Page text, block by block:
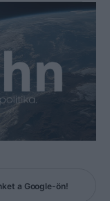
a Google-ön!